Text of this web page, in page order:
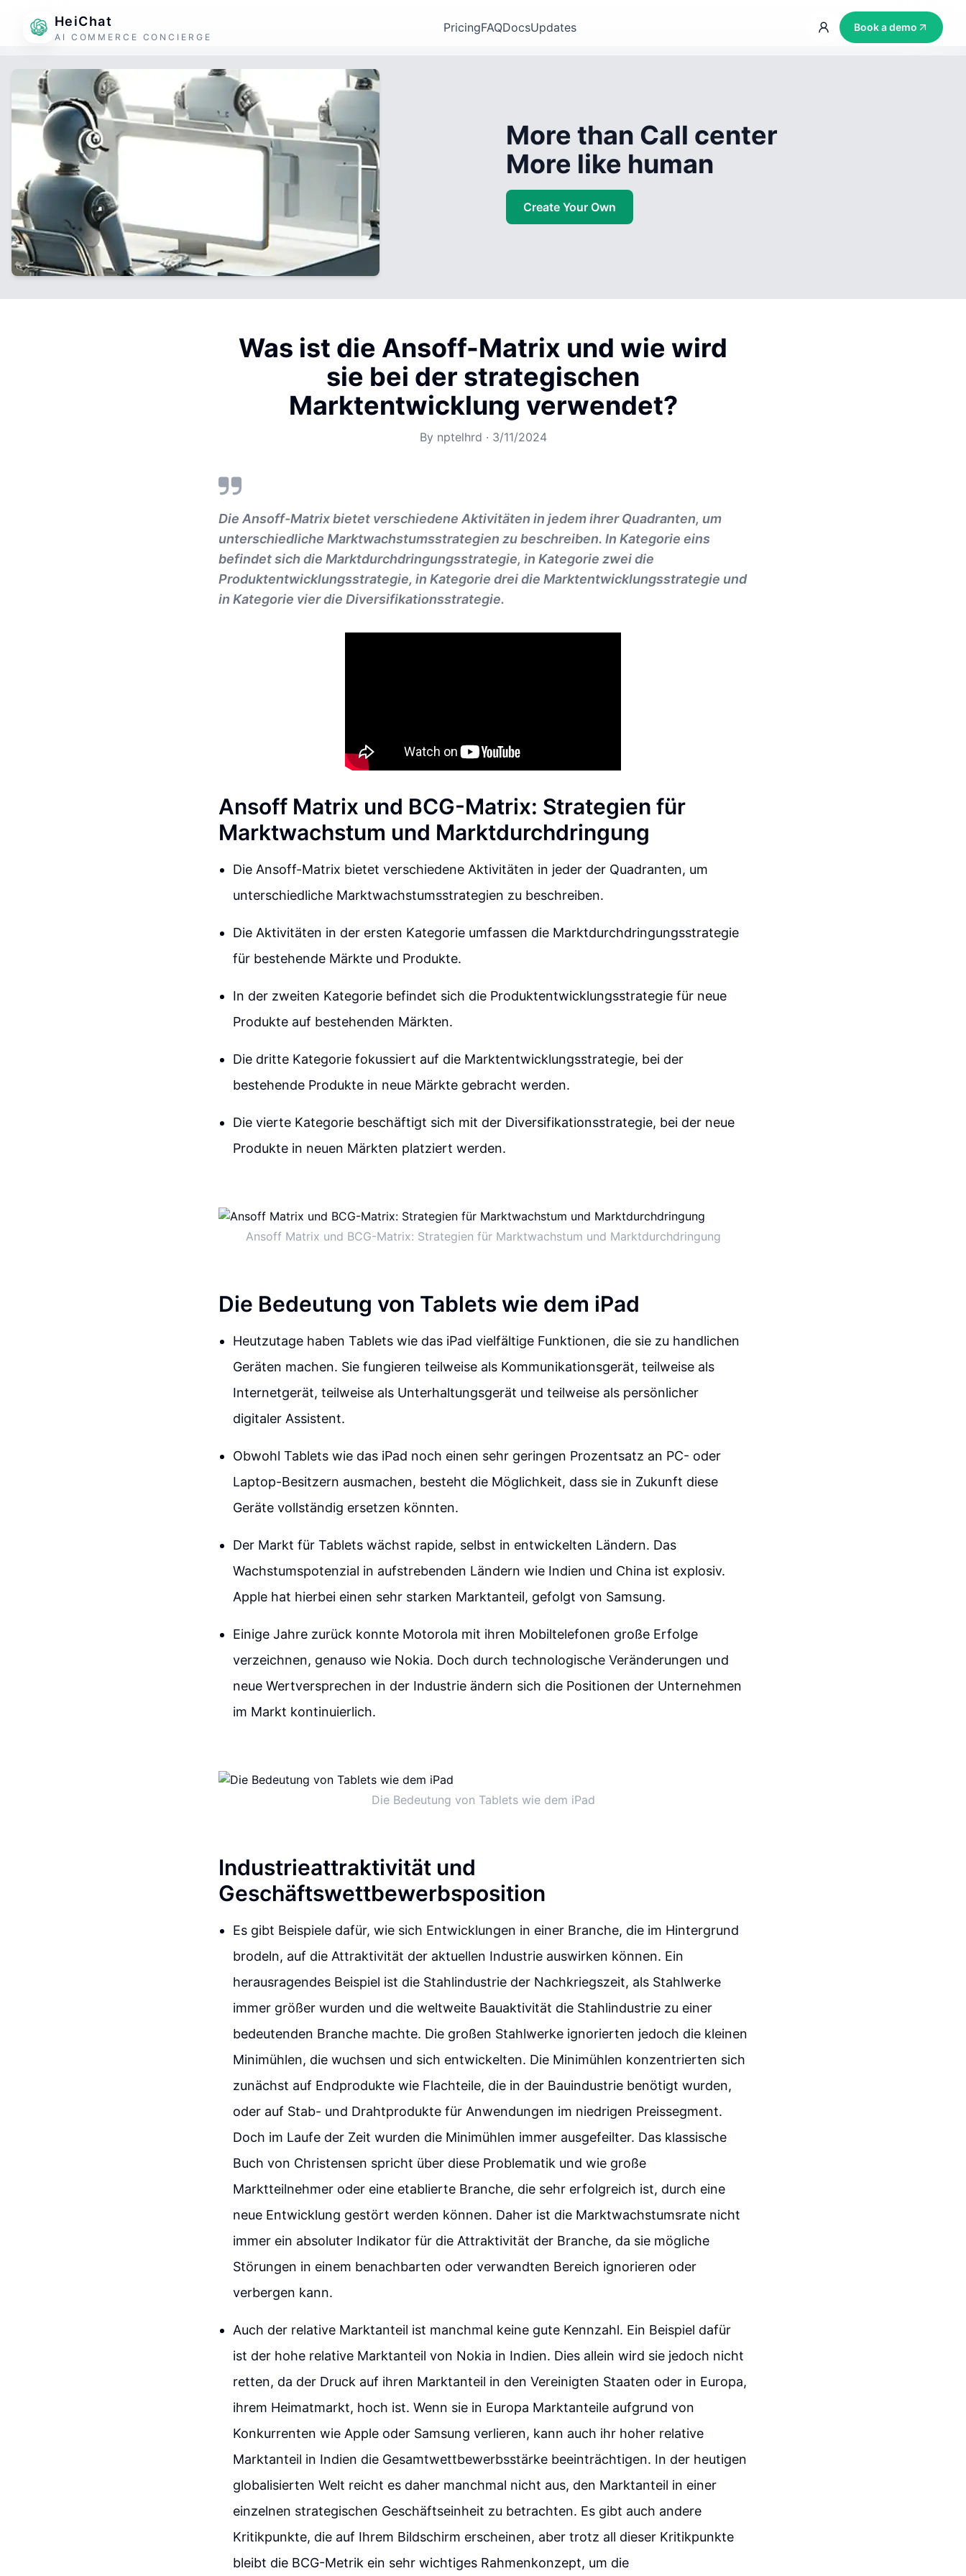
HeiChat
AI COMMERCE CONCIERGE
PricingFAQDocsUpdates Book a demo
More than Call center
More like human
Create Your Own
Was ist die Ansoff-Matrix und wie wird
sie bei der strategischen
Marktentwicklung verwendet?
By nptelhrd · 3/11/2024
Die Ansoff-Matrix bietet verschiedene Aktivitäten in jedem ihrer Quadranten, um
unterschiedliche Marktwachstumsstrategien zu beschreiben. In Kategorie eins
befindet sich die Marktdurchdringungsstrategie, in Kategorie zwei die
Produktentwicklungsstrategie, in Kategorie drei die Marktentwicklungsstrategie und
in Kategorie vier die Diversifikationsstrategie.
Ansoff Matrix und BCG-Matrix: Strategien für
Marktwachstum und Marktdurchdringung
Die Ansoff-Matrix bietet verschiedene Aktivitäten in jeder der Quadranten, um
unterschiedliche Marktwachstumsstrategien zu beschreiben.
Die Aktivitäten in der ersten Kategorie umfassen die Marktdurchdringungsstrategie
für bestehende Märkte und Produkte.
In der zweiten Kategorie befindet sich die Produktentwicklungsstrategie für neue
Produkte auf bestehenden Märkten.
Die dritte Kategorie fokussiert auf die Marktentwicklungsstrategie, bei der
bestehende Produkte in neue Märkte gebracht werden.
Die vierte Kategorie beschäftigt sich mit der Diversifikationsstrategie, bei der neue
Produkte in neuen Märkten platziert werden.
Ansoff Matrix und BCG-Matrix: Strategien für Marktwachstum und Marktdurchdringung
Die Bedeutung von Tablets wie dem iPad
Heutzutage haben Tablets wie das iPad vielfältige Funktionen, die sie zu handlichen
Geräten machen. Sie fungieren teilweise als Kommunikationsgerät, teilweise als
Internetgerät, teilweise als Unterhaltungsgerät und teilweise als persönlicher
digitaler Assistent.
Obwohl Tablets wie das iPad noch einen sehr geringen Prozentsatz an PC- oder
Laptop-Besitzern ausmachen, besteht die Möglichkeit, dass sie in Zukunft diese
Geräte vollständig ersetzen könnten.
Der Markt für Tablets wächst rapide, selbst in entwickelten Ländern. Das
Wachstumspotenzial in aufstrebenden Ländern wie Indien und China ist explosiv.
Apple hat hierbei einen sehr starken Marktanteil, gefolgt von Samsung.
Einige Jahre zurück konnte Motorola mit ihren Mobiltelefonen große Erfolge
verzeichnen, genauso wie Nokia. Doch durch technologische Veränderungen und
neue Wertversprechen in der Industrie ändern sich die Positionen der Unternehmen
im Markt kontinuierlich.
Die Bedeutung von Tablets wie dem iPad
Industrieattraktivität und
Geschäftswettbewerbsposition
Es gibt Beispiele dafür, wie sich Entwicklungen in einer Branche, die im Hintergrund
brodeln, auf die Attraktivität der aktuellen Industrie auswirken können. Ein
herausragendes Beispiel ist die Stahlindustrie der Nachkriegszeit, als Stahlwerke
immer größer wurden und die weltweite Bauaktivität die Stahlindustrie zu einer
bedeutenden Branche machte. Die großen Stahlwerke ignorierten jedoch die kleinen
Minimühlen, die wuchsen und sich entwickelten. Die Minimühlen konzentrierten sich
zunächst auf Endprodukte wie Flachteile, die in der Bauindustrie benötigt wurden,
oder auf Stab- und Drahtprodukte für Anwendungen im niedrigen Preissegment.
Doch im Laufe der Zeit wurden die Minimühlen immer ausgefeilter. Das klassische
Buch von Christensen spricht über diese Problematik und wie große
Marktteilnehmer oder eine etablierte Branche, die sehr erfolgreich ist, durch eine
neue Entwicklung gestört werden können. Daher ist die Marktwachstumsrate nicht
immer ein absoluter Indikator für die Attraktivität der Branche, da sie mögliche
Störungen in einem benachbarten oder verwandten Bereich ignorieren oder
verbergen kann.
Auch der relative Marktanteil ist manchmal keine gute Kennzahl. Ein Beispiel dafür
ist der hohe relative Marktanteil von Nokia in Indien. Dies allein wird sie jedoch nicht
retten, da der Druck auf ihren Marktanteil in den Vereinigten Staaten oder in Europa,
ihrem Heimatmarkt, hoch ist. Wenn sie in Europa Marktanteile aufgrund von
Konkurrenten wie Apple oder Samsung verlieren, kann auch ihr hoher relative
Marktanteil in Indien die Gesamtwettbewerbsstärke beeinträchtigen. In der heutigen
globalisierten Welt reicht es daher manchmal nicht aus, den Marktanteil in einer
einzelnen strategischen Geschäftseinheit zu betrachten. Es gibt auch andere
Kritikpunkte, die auf Ihrem Bildschirm erscheinen, aber trotz all dieser Kritikpunkte
bleibt die BCG-Metrik ein sehr wichtiges Rahmenkonzept, um die